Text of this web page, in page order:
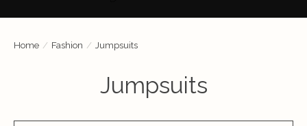
Home / Fashion / Jumpsuits
Jumpsuits